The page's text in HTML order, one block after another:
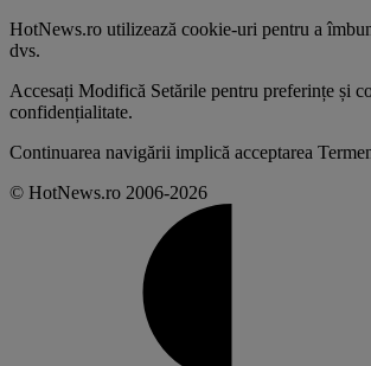
HotNews.ro utilizează cookie-uri pentru a
dvs.
Accesați Modifică Setările pentru preferințe și
confidențialitate.
Continuarea navigării implică acceptarea
© HotNews.ro 2006-2026